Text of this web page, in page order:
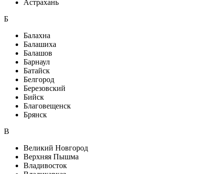
Астрахань
Б
Балахна
Балашиха
Балашов
Барнаул
Батайск
Белгород
Березовский
Бийск
Благовещенск
Брянск
В
Великий Новгород
Верхняя Пышма
Владивосток